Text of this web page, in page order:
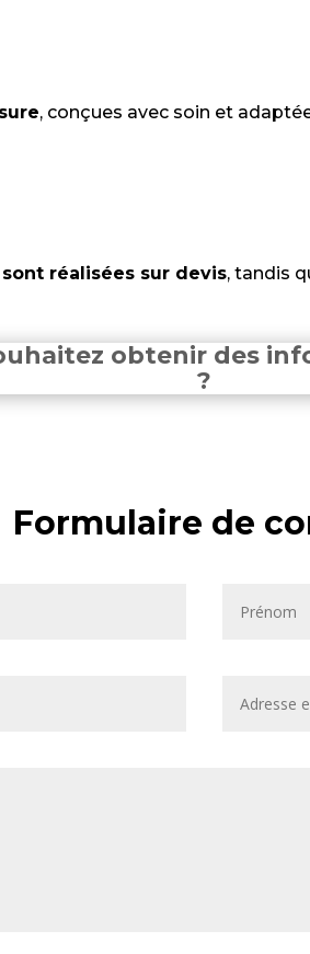
, conçues avec soin et
réalisées sur devis, tandis
obtenir des
?
Formulaire de